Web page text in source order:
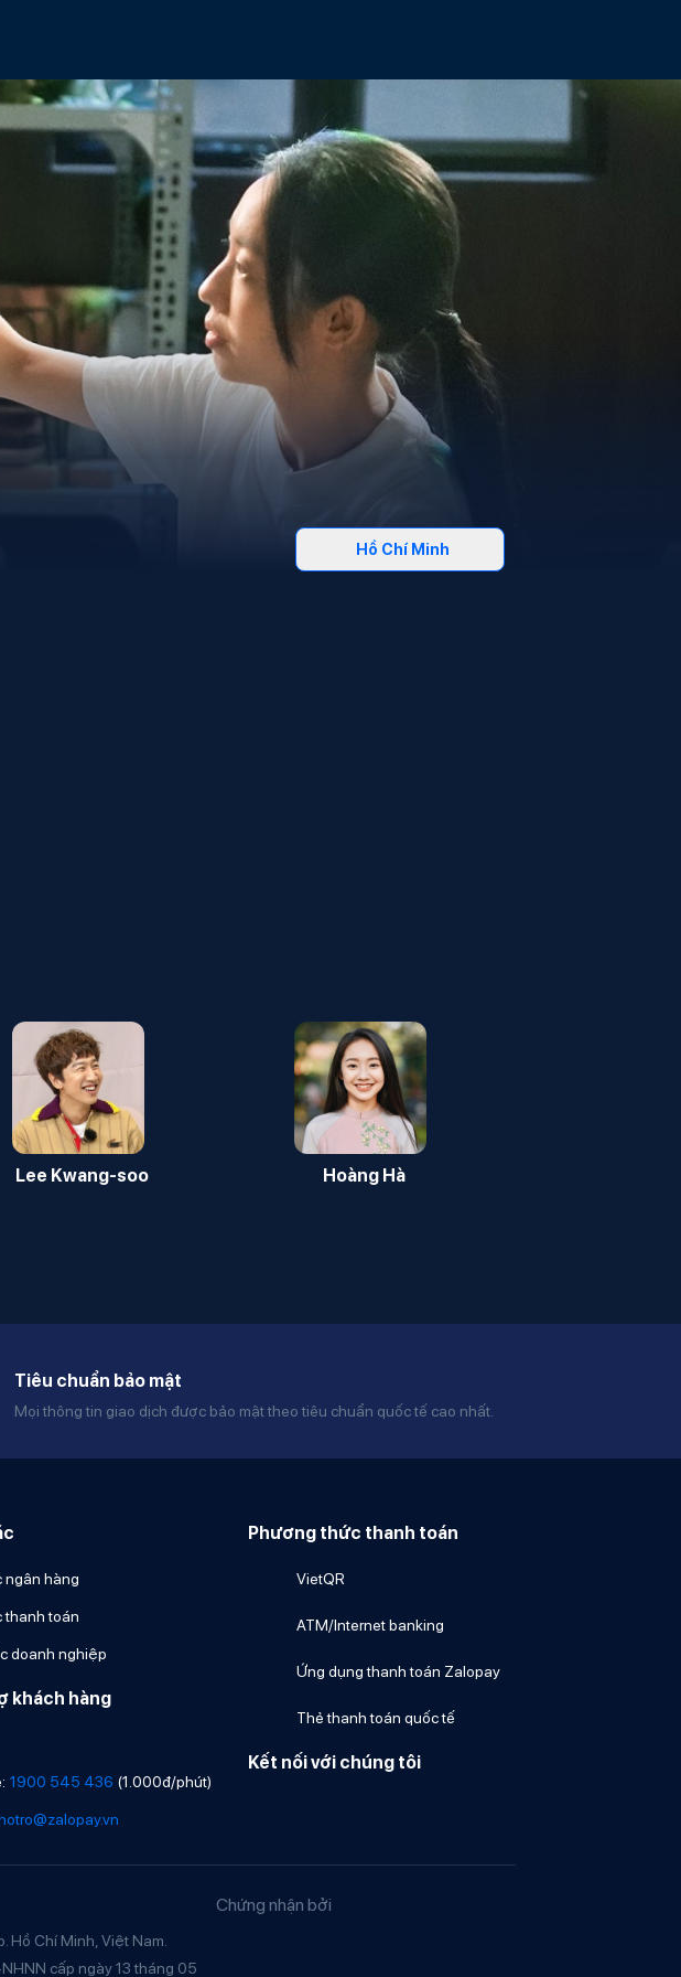
Hồ Chí Minh
Lee Kwang-soo Hoàng Hà
Tiêu chuẩn bảo mật
Mọi thông tin giao dịch được bảo mật theo tiêu chuẩn quốc tế cao nhất.
ngân hàng
thanh toán
doanh nghiệp
khách hàng
1900 545 436 (1.000đ/phút)
Phương thức thanh toán
VietQR
ATM/Internet banking
Ứng dụng thanh toán Zalopay
Thẻ thanh toán quốc tế
Kết nối với chúng tôi
Chí Minh, Việt Nam.
cấp ngày 13 tháng 05
Chứng nhận bởi